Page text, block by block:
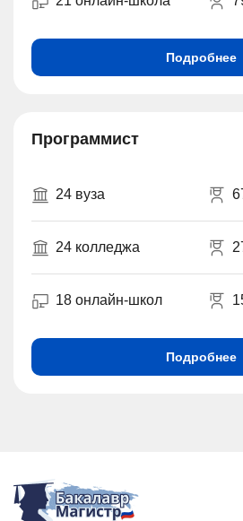
Подробнее
Программист
24 вуза
24 колледжа
18 онлайн-школ
Подробнее